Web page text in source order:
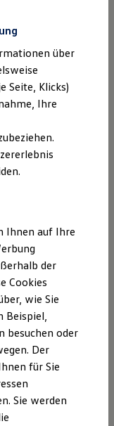
Updates
Alltag.
Neo!
über
Seite, Klicks)
Ihre
Ihnen auf Ihre
der
Cookies
wie Sie
Beispiel,
besuchen oder
Der
für Sie
Sie werden